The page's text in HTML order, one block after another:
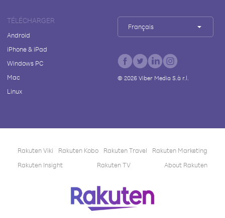
TÉLÉCHARGER
Android
iPhone & iPad
Windows PC
Mac
Linux
Français
© 2026Viber Media S.à r.l.
Rakuten Viki Rakuten Kobo Rakuten Travel
Rakuten Marketing
Rakuten Insight
Rakuten TV About Rakuten